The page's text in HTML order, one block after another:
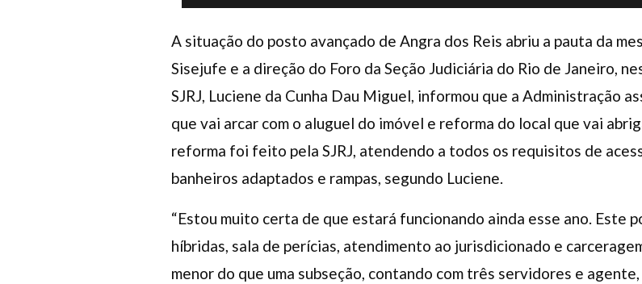
A situação do posto avançado de Angra dos Reis abriu a pauta da
Sisejufe e a direção do Foro da Seção Judiciária do Rio de Janeiro,
SJRJ, Luciene da Cunha Dau Miguel, informou que a Administração
que vai arcar com o aluguel do imóvel e reforma do local que vai
reforma foi feito pela SJRJ, atendendo a todos os requisitos de
banheiros adaptados e rampas, segundo Luciene.
“Estou muito certa de que estará funcionando ainda esse ano. Este
híbridas, sala de perícias, atendimento ao jurisdicionado e
menor do que uma subseção, contando com três servidores e